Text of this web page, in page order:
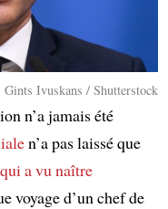
Gints Ivuskans / Shutterstock
n’a jamais été
n’a pas laissé que
qui a vu naître
voyage d’un chef de